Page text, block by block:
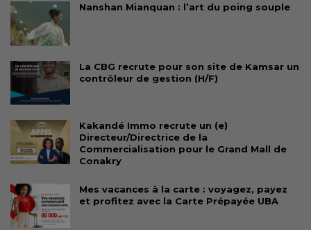
Nanshan Mianquan : l’art du poing souple
La CBG recrute pour son site de Kamsar un
contrôleur de gestion (H/F)
Kakandé Immo recrute un (e)
Directeur/Directrice de la
Commercialisation pour le Grand Mall de
Conakry
Mes vacances à la carte : voyagez, payez
et profitez avec la Carte Prépayée UBA